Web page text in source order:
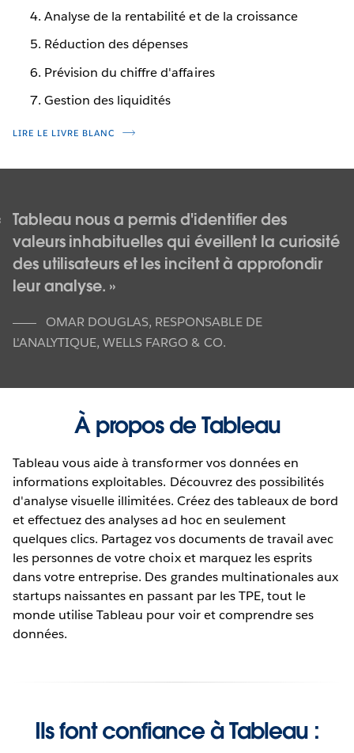
Analyse de la rentabilité et de la croissance
Réduction des dépenses
Prévision du chiffre d'affaires
Gestion des liquidités
LIRE LE LIVRE BLANC
Tableau nous a permis d'identifier des
valeurs inhabituelles qui éveillent la curiosité
des utilisateurs et les incitent à approfondir
leur analyse.
OMAR DOUGLAS, RESPONSABLE DE
L'ANALYTIQUE, WELLS FARGO & CO.
À propos de Tableau
Tableau vous aide à transformer vos données en
informations exploitables. Découvrez des possibilités
d'analyse visuelle illimitées. Créez des tableaux de bord
et effectuez des analyses ad hoc en seulement
quelques clics. Partagez vos documents de travail avec
les personnes de votre choix et marquez les esprits
dans votre entreprise. Des grandes multinationales aux
startups naissantes en passant par les TPE, tout le
monde utilise Tableau pour voir et comprendre ses
données.
Ils font confiance à Tableau :